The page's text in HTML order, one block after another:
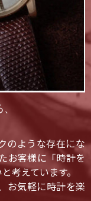
のような存在にな
お客様に「時計を
考えています。
お気軽に時計を楽